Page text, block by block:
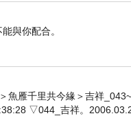
與你配合。
魚雁千里共今緣＞吉祥
▽044_吉祥。